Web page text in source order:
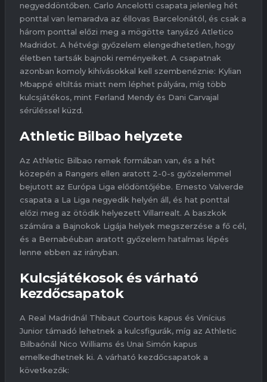
negyeddöntőben. Carlo Ancelotti csapata jelenleg hét
ponttal van lemaradva az éllovas Barcelonától, és csak a
három ponttal előzi meg a mögötte tanyázó Atletico
Madridot. A hétvégi győzelem elengedhetetlen, hogy
életben tartsák bajnoki reményeiket. A csapatnak
azonban komoly kihívásokkal kell szembenéznie: Kylian
Mbappé eltiltás miatt nem léphet pályára, míg több
kulcsjátékos, mint Ferland Mendy és Dani Carvajal
sérüléssel küzd.
Athletic Bilbao helyzete
Az Athletic Bilbao remek formában van, és a hét
közepén a Rangers ellen aratott 2-0-s győzelemmel
bejutott az Európa Liga elődöntőjébe. Ernesto Valverde
csapata a La Liga negyedik helyén áll, és hat ponttal
előzi meg az ötödik helyezett Villarrealt. A baszkok
számára a Bajnokok Ligája helyek megszerzése a fő cél,
és a Bernabéuban aratott győzelem hatalmas lépés
lenne ebben az irányban.
Kulcsjátékosok és várható
kezdőcsapatok
A Real Madridnál Thibaut Courtois kapus és Vinícius
Junior támadó lehetnek a kulcsfigurák, míg az Athletic
Bilbaónál Nico Williams és Unai Simón kapus
emelkedhetnek ki. A várható kezdőcsapatok a
következők: